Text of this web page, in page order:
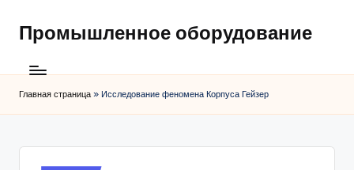
Промышленное оборудование
Главная страница » Исследование феномена Корпуса Гейзер